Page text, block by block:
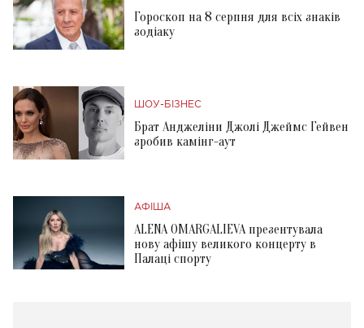
Гороскоп на 8 серпня для всіх знаків
зодіаку
ШОУ-БІЗНЕС
Брат Анджеліни Джолі Джеймс Гейвен
зробив камінг-аут
АФІША
ALENA OMARGALIEVA презентувала
нову афішу великого концерту в
Палаці спорту